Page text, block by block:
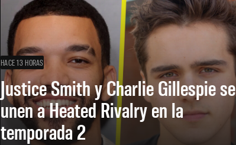
HACE 13 HORAS
Justice Smith y Charlie Gillespie se
unen a Heated Rivalry en la
temporada 2